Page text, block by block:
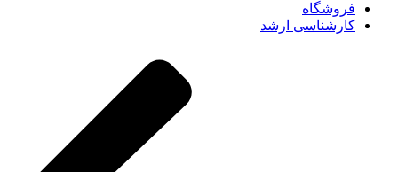
فروشگاه
کارشناسی ارشد